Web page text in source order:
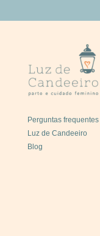
Perguntas frequentes
Luz de Candeeiro
Blog